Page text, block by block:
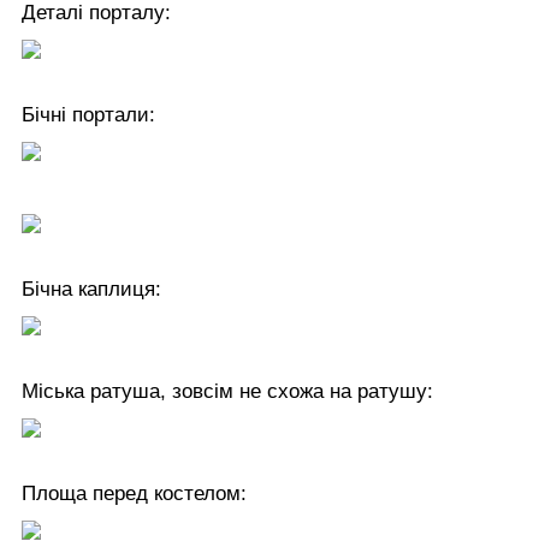
Деталі порталу:
Бічні портали:
Бічна каплиця:
Міська ратуша, зовсім не схожа на ратушу:
Площа перед костелом: